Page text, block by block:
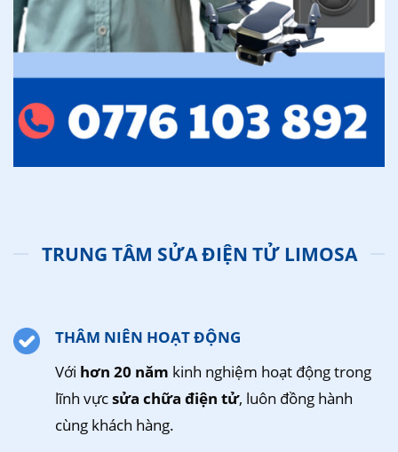
TRUNG TÂM SỬA ĐIỆN TỬ LIMOSA
THÂM NIÊN HOẠT ĐỘNG
Với hơn 20 năm kinh nghiệm hoạt động trong
lĩnh vựcsửa chữa điện tử, luôn đồng hành
cùng khách hàng.